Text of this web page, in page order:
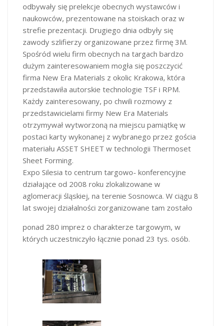
odbywały się prelekcje obecnych wystawców i
naukowców, prezentowane na stoiskach oraz w
strefie prezentacji. Drugiego dnia odbyły się
zawody szlifierzy organizowane przez firmę 3M.
Spośród wielu firm obecnych na targach bardzo
dużym zainteresowaniem mogła się poszczycić
firma New Era Materials z okolic Krakowa, która
przedstawiła autorskie technologie TSF i RPM.
Każdy zainteresowany, po chwili rozmowy z
przedstawicielami firmy New Era Materials
otrzymywał wytworzoną na miejscu pamiątkę w
postaci karty wykonanej z wybranego przez gościa
materiału ASSET SHEET w technologii Thermoset
Sheet Forming.
Expo Silesia to centrum targowo- konferencyjne
działające od 2008 roku zlokalizowane w
aglomeracji śląskiej, na terenie Sosnowca. W ciągu 8
lat swojej działalności zorganizowane tam zostało
ponad 280 imprez o charakterze targowym, w
których uczestniczyło łącznie ponad 23 tys. osób.